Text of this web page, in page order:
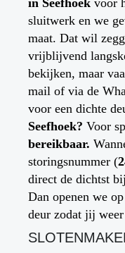
sluitwerk en we
maat. Dat wil
vrijblijvend
bekijken, maar
mail of via de
voor een dichte
Seefhoek? Voor
bereikbaar.
storingsnummer (
direct de dichtst
Dan openen we
deur zodat jij